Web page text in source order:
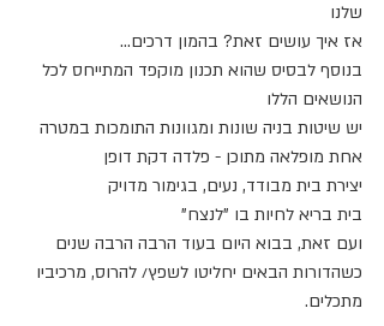
שלנו
אז איך עושים זאת? בהמון דרכים...
בנוסף לבסיס שהוא תכנון מוקפד המתייחס לכל
הנושאים הללו
יש שיטות בניה שונות ומגוונות התומכות במטרה
אחת מופלאה מתוכן - פלדה דקת דופן
יצירת בית מבודד, נעים, בגימור מדויק
בית בריא לחיות בו "לנצח"
ועם זאת, בבוא היום בעוד הרבה הרבה שנים
כשהדורות הבאים יחליטו לשפץ/ להרוס, מרכיביו
מתכלים.